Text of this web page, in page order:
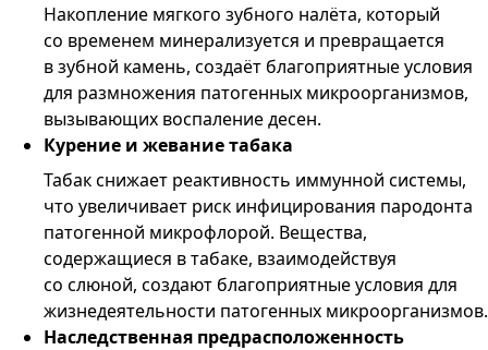
Накопление мягкого зубного налёта, который
со временем минерализуется и превращается
в зубной камень, создаёт благоприятные условия
для размножения патогенных микроорганизмов,
вызывающих воспаление десен.
Курение и жевание табака
Табак снижает реактивность иммунной системы,
что увеличивает риск инфицирования пародонта
патогенной микрофлорой. Вещества,
содержащиеся в табаке, взаимодействуя
со слюной, создают благоприятные условия для
жизнедеятельности патогенных микроорганизмов.
Наследственная предрасположенность